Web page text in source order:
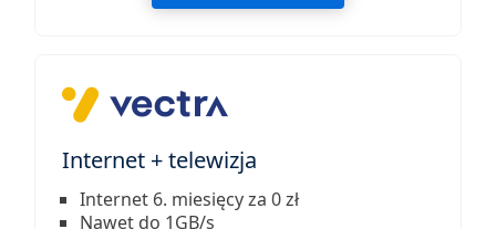
Internet + telewizja
Internet 6. miesięcy za 0 zł
Nawet do 1GB/s